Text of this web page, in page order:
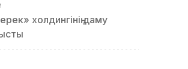
холдингінің даму